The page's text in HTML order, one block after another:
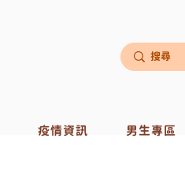
疫情資訊 男生專區